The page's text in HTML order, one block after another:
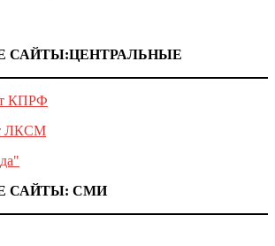
САЙТЫ:ЦЕНТРАЛЬНЫЕ
КПРФ
ЛКСМ
САЙТЫ: СМИ